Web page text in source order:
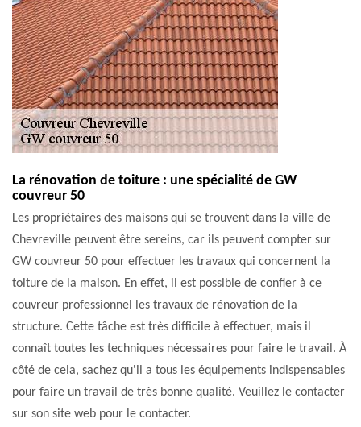
La rénovation de toiture : une spécialité de GW
couvreur 50
Les propriétaires des maisons qui se trouvent dans la ville de
Chevreville peuvent être sereins, car ils peuvent compter sur
GW couvreur 50 pour effectuer les travaux qui concernent la
toiture de la maison. En effet, il est possible de confier à ce
couvreur professionnel les travaux de rénovation de la
structure. Cette tâche est très difficile à effectuer, mais il
connaît toutes les techniques nécessaires pour faire le travail. À
côté de cela, sachez qu'il a tous les équipements indispensables
pour faire un travail de très bonne qualité. Veuillez le contacter
sur son site web pour le contacter.